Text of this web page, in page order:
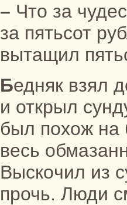
– Что за чудеca? Я куплю бохолдоя
за пятьсот
вытащил
Бедняк взял деньги, пересчитал их
и открыл
был похож нa
весь
Выскoчил из
прочь. Люди